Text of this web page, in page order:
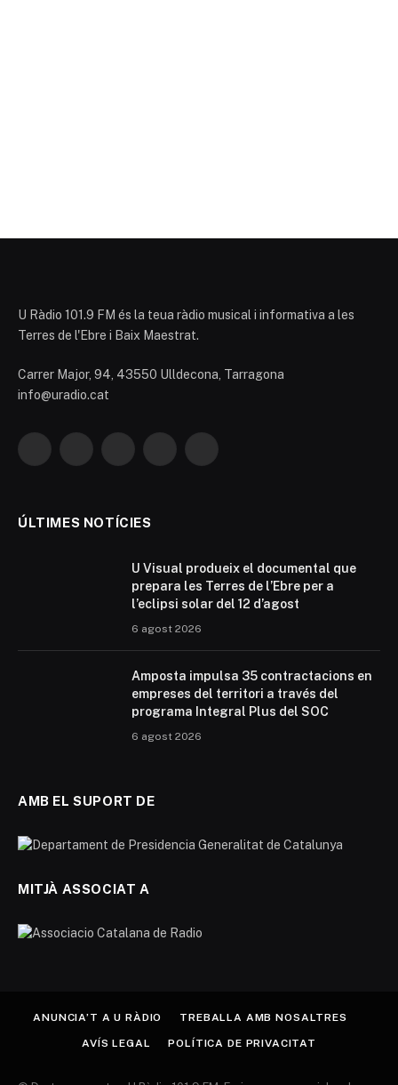
U Ràdio 101.9 FM és la teua ràdio musical i informativa a les
Terres de l'Ebre i Baix Maestrat.
Carrer Major, 94, 43550 Ulldecona, Tarragona
info@uradio.cat
Facebook InstagramYouTube TikTok
ÚLTIMES NOTÍCIES
U Visual produeix el documental que
prepara les Terres de l’Ebre per a
l’eclipsi solar del 12 d’agost
6 agost 2026
Amposta impulsa 35 contractacions en
empreses del territori a través del
programa Integral Plus del SOC
6 agost 2026
AMB EL SUPORT DE
MITJÀ ASSOCIAT A
ANUNCIA’T A U RÀDIO TREBALLA AMB NOSALTRES
AVÍS LEGAL POLÍTICA DE PRIVACITAT